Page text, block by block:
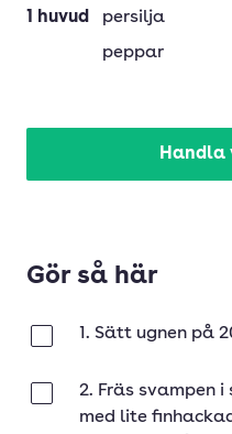
1
huvud
persilja
peppar
Handla
Gör så här
1. Sätt ugnen på
2. Fräs svampen
med lite